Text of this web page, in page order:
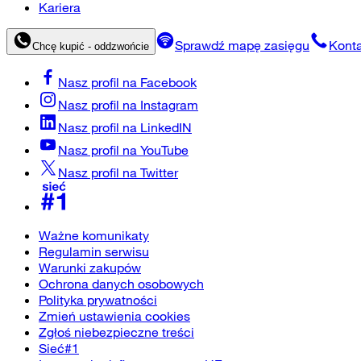
Kariera
Chcę kupić - oddzwońcie Sprawdź mapę zasięgu
Nasz profil na Facebook
Nasz profil na Instagram
Nasz profil na LinkedIN
Nasz profil na YouTube
Nasz profil na Twitter
Ważne komunikaty
Regulamin serwisu
Warunki zakupów
Ochrona danych osobowych
Polityka prywatności
Zmień ustawienia cookies
Zgłoś niebezpieczne treści
Sieć#1